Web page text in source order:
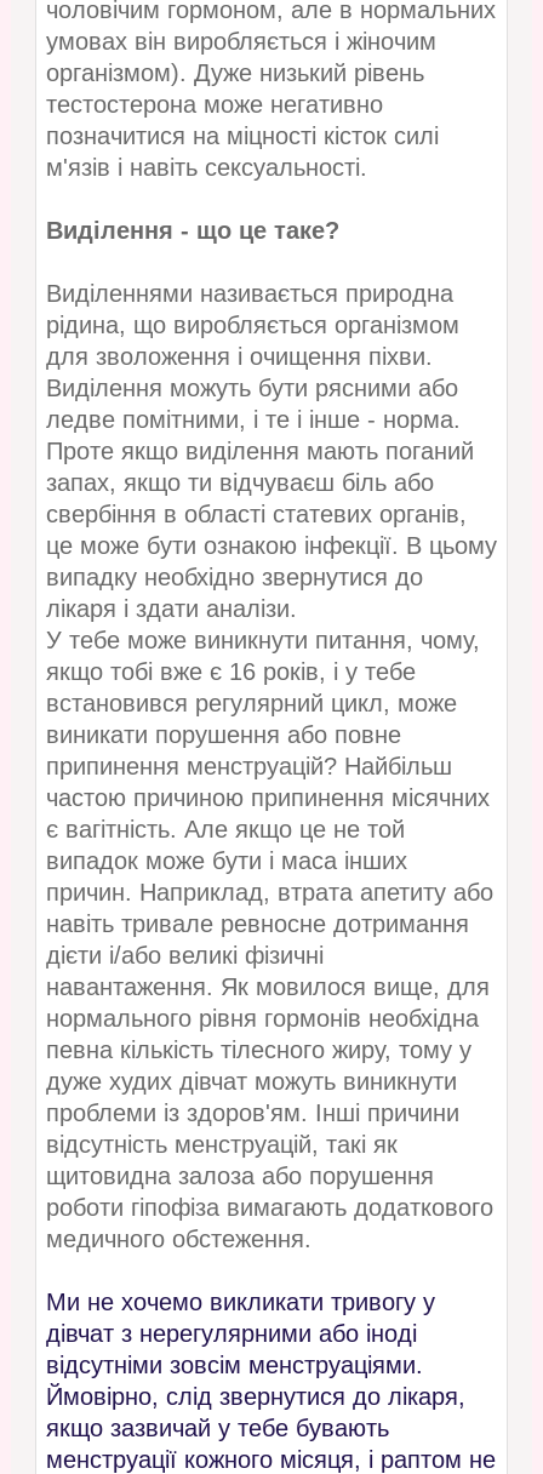
чоловічим гормоном, але в нормальних
умовах він виробляється і жіночим
організмом). Дуже низький рівень
тестостерона може негативно
позначитися на міцності кісток силі
м'язів і навіть сексуальності.
Виділення - що це таке?
Виділеннями називається природна
рідина, що виробляється організмом
для зволоження і очищення піхви.
Виділення можуть бути рясними або
ледве помітними, і те і інше - норма.
Проте якщо виділення мають поганий
запах, якщо ти відчуваєш біль або
свербіння в області статевих органів,
це може бути ознакою інфекції. В цьому
випадку необхідно звернутися до
лікаря і здати аналізи.
У тебе може виникнути питання, чому,
якщо тобі вже є 16 років, і у тебе
встановився регулярний цикл, може
виникати порушення або повне
припинення менструацій? Найбільш
частою причиною припинення місячних
є вагітність. Але якщо це не той
випадок може бути і маса інших
причин. Наприклад, втрата апетиту або
навіть тривале ревносне дотримання
дієти і/або великі фізичні
навантаження. Як мовилося вище, для
нормального рівня гормонів необхідна
певна кількість тілесного жиру, тому у
дуже худих дівчат можуть виникнути
проблеми із здоров'ям. Інші причини
відсутність менструацій, такі як
щитовидна залоза або порушення
роботи гіпофіза вимагають додаткового
медичного обстеження.
Ми не хочемо викликати тривогу у
дівчат з нерегулярними або іноді
відсутніми зовсім менструаціями.
Ймовірно, слід звернутися до лікаря,
якщо зазвичай у тебе бувають
менструації кожного місяця, і раптом не